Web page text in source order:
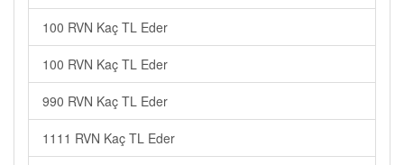
100 RVN Kaç TL Eder
100 RVN Kaç TL Eder
990 RVN Kaç TL Eder
1111 RVN Kaç TL Eder